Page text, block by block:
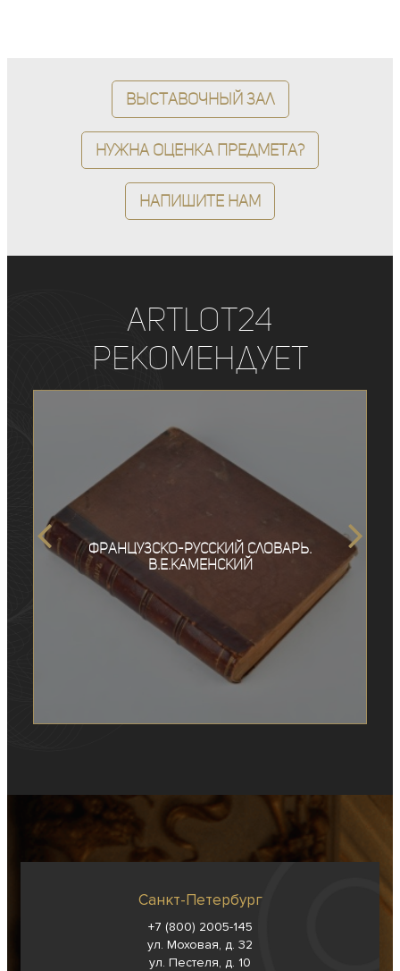
Выставочный зал
Нужна оценка предмета?
Напишите нам
ArtLot24
рекомендует
Французско-русский словарь.
В.Е.Каменский
Санкт-Петербург
+7 (800) 2005-145
ул. Моховая, д. 32
ул. Пестеля, д. 10